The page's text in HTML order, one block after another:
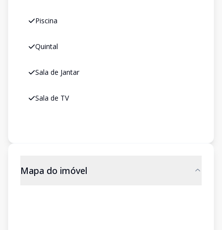
Piscina
Quintal
Sala de Jantar
Sala de TV
Mapa do imóvel